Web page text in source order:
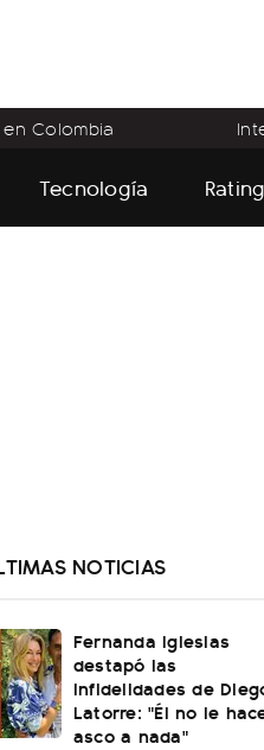
Colombia
Tecnología
NOTICIAS
Fernanda Iglesias
destapó las
infidelidades de
Latorre: "Él no le
asco a nada"